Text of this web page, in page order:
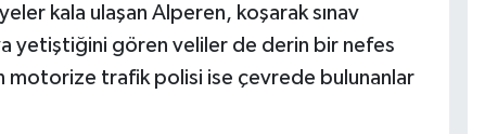
kala ulaşan Alperen, koşarak sınav
yetiştiğini gören veliler de derin bir nefes
motorize trafik polisi ise çevrede bulunanlar